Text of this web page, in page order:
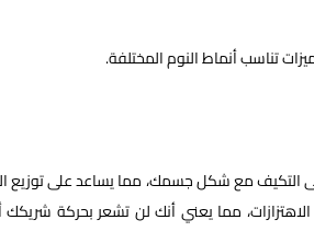
تناسب أنماط النوم المختلفة.
التكيف مع شكل جسمك، مما يساعد على توزيع
مما يعني أنك لن تشعر بحركة شريكك